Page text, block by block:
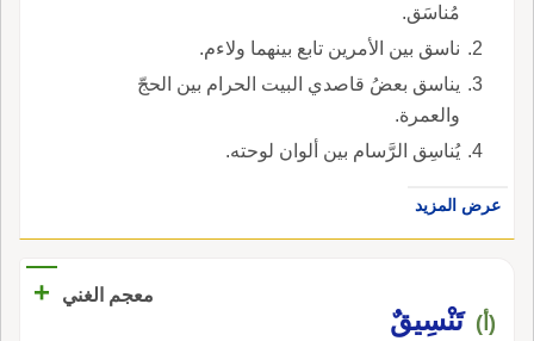
مُناسَق.
ناسق بين الأمرين تابع بينهما ولاءم.
يناسق بعضُ قاصدي البيت الحرام بين الحجّ
والعمرة.
يُناسِق الرَّسام بين ألوان لوحته.
عرض المزيد
معجم الغني +
(أ) تَنْسِيقٌ